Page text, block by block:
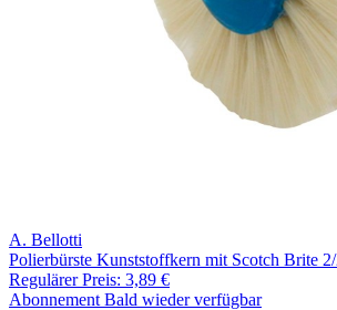
A. Bellotti
Polierbürste Kunststoffkern mit Scotch Brite
Regulärer Preis: 3,89 €
Abonnement Bald wieder verfügbar